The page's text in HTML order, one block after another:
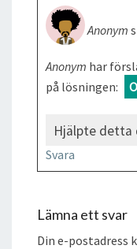
Anonym
Anonym har
på lösningen:
Hjälpte detta
Svara
Lämna ett svar
Din e-postadress